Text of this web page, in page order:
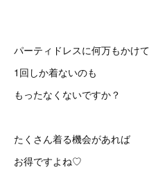
パーティドレスに何万もかけて
1回しか着ないのも
もったなくないですか？
たくさん着る機会があれば
お得ですよね♡